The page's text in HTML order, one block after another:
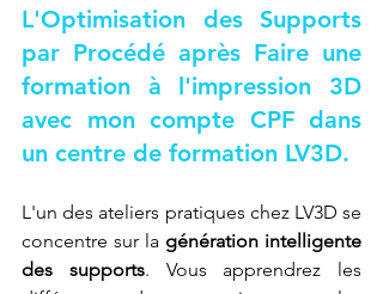
L'Optimisation des Supports
par Procédé après Faire une
formation à l'impression 3D
avec mon compte CPF dans
un centre de formation LV3D.
L'un des ateliers pratiques chez LV3D se
concentre sur la génération intelligente
des supports. Vous apprendrez les